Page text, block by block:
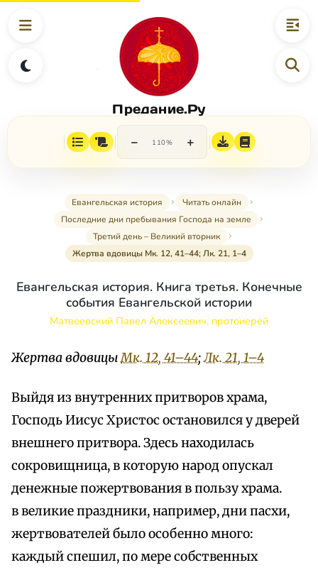
Предание.Ру
− 110% +
Евангельская история
Читать онлайн
Последние дни пребывания Господа на земле
Третий день – Великий вторник
Жертва вдовицы Мк. 12, 41–44; Лк. 21, 1–4
Евангельская история. Книга третья. Конечные
события Евангельской истории
Матвеевский Павел Алексеевич, протоиерей
Жертва вдовицыМк. 12, 41–44;Лк. 21, 1–4
Выйдя из внутренних притворов храма,
Господь Иисус Христос остановился у дверей
внешнего притвора. Здесь находилась
сокровищница, в которую народ опускал
денежные пожертвования в пользу храма.
в великие праздники, например, дни пасхи,
жертвователей было особенно много:
каждый спешил, по мере собственных